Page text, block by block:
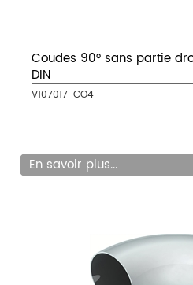
Coudes 90° sans partie
DIN
V107017-CO4
En savoir plus...